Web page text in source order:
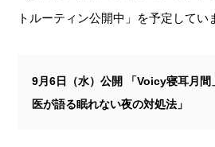
トルーティン公開中」を予定してい
9月6日（水）公開 「Voicy寝耳月間
医が語る眠れない夜の対処法」